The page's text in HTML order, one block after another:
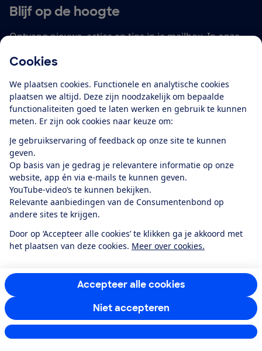
Cookies
We plaatsen cookies. Functionele en analytische cookies
plaatsen we altijd. Deze zijn noodzakelijk om bepaalde
functionaliteiten goed te laten werken en gebruik te kunnen
meten. Er zijn ook cookies naar keuze om:
Je gebruikservaring of feedback op onze site te kunnen
geven.
Op basis van je gedrag je relevantere informatie op onze
website, app én via e-mails te kunnen geven.
YouTube-video’s te kunnen bekijken.
Relevante aanbiedingen van de Consumentenbond op
andere sites te krijgen.
Door op ‘Accepteer alle cookies’ te klikken ga je akkoord met
het plaatsen van deze cookies. Meer over cookies.
Accepteer alle cookies
Niet accepteren
Blijf op de hoogte
Ontvang nieuws, acties en tips in je mailbox. In onze
persoonsgegevens en e-mails voor je personaliseren.
E-mailadres
Ik meld me aan
Service & Contact
Over ons
Boeken & Bladen
Download de app